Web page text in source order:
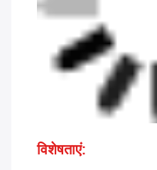
विशेषताएं: